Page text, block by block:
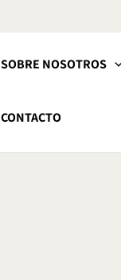
SOBRE NOSOTROS
CONTACTO